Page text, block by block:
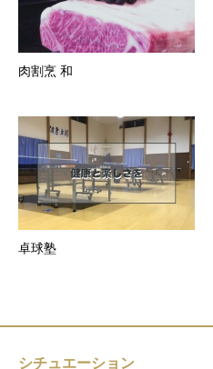
肉割烹 和
卓球塾
シチュエーション